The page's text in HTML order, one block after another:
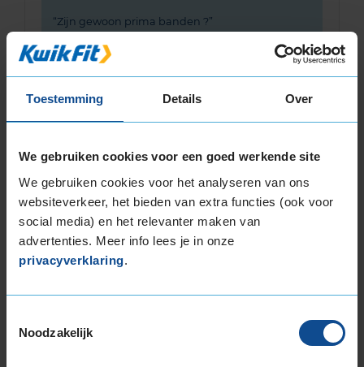
Toestemming Details Over
We gebruiken cookies voor een goed werkende site
We gebruiken cookies voor het analyseren van ons
websiteverkeer, het bieden van extra functies (ook voor
social media) en het relevanter maken van
advertenties. Meer info lees je in onze
privacyverklaring.
Noodzakelijk
Zijn gewoon prima banden ?
bandenmaat omvang (inch)